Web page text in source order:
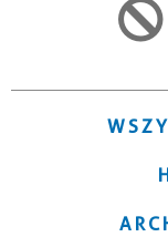
Trwające w zakresie